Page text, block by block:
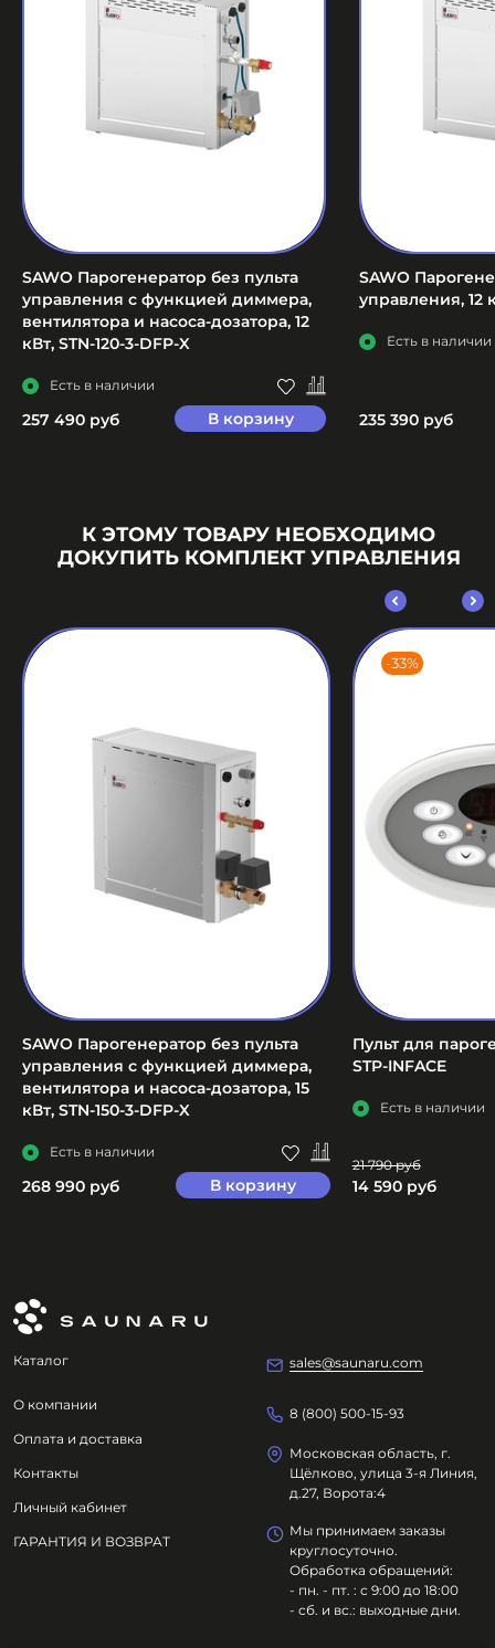
SAWO Парогенератор без пульта
управления с функцией диммера,
вентилятора и насоса-дозатора, 12
кВт, STN-120-3-DFP-X
Есть в наличии
257 490 руб В корзину
SAWO
управления, 12
Есть в наличии
235 390 руб
К ЭТОМУ ТОВАРУ НЕОБХОДИМО
ДОКУПИТЬ КОМПЛЕКТ УПРАВЛЕНИЯ
SAWO Парогенератор без пульта
управления с функцией диммера,
вентилятора и насоса-дозатора, 15
кВт, STN-150-3-DFP-X
Есть в наличии
268 990 руб В корзину
-33%
Пульт для
STP-INFACE
Есть в наличии
21 790 руб
14 590 руб
Каталог
О компании
Оплата и доставка
Контакты
Личный кабинет
ГАРАНТИЯ И ВОЗВРАТ
sales@saunaru.com
8 (800) 500-15-93
Московская область, г.
Щёлково, улица 3-я Линия,
д.27, Ворота:4
Мы принимаем заказы
круглосуточно.
Обработка обращений:
- пн. - пт. : с 9:00 до 18:00
- сб. и вс.: выходные дни.